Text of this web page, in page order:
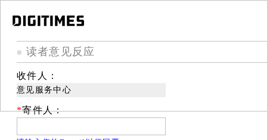
■ 读者意见反应
收件人：
意见服务中心
*寄件人：